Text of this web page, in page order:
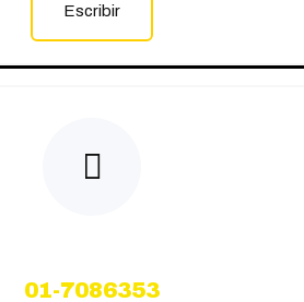
Escribir
01-7086353